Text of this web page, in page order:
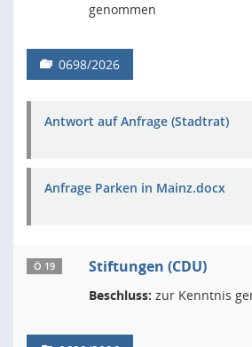
genommen
0698/2026
Antwort auf Anfrage (Stadtrat)
Anfrage Parken in Mainz.docx
Ö 19 Stiftungen (CDU)
Beschluss: zur Kenntnis